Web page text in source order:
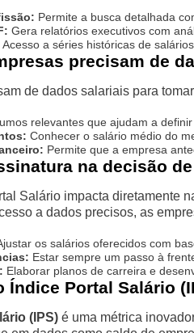
Permite a busca detalhada
Gera relatórios executivos com
Acesso a séries históricas de
precisam de
de dados salariais para
relevantes que ajudam a
Conhecer o salário médio do
Permite que a empresa
na decisão
Salário impacta diretamente
a dados precisos, as
os salários oferecidos com
Estar sempre um passo à
Elaborar planos de carreira e
Índice Portal Salário
(IPS) é uma métrica